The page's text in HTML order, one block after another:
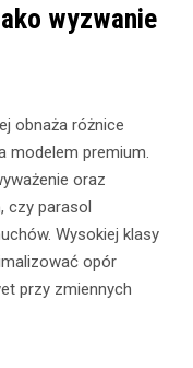
wyzwanie
obnaża różnice
modelem premium.
oraz
czy parasol
Wysokiej klasy
opór
przy zmiennych